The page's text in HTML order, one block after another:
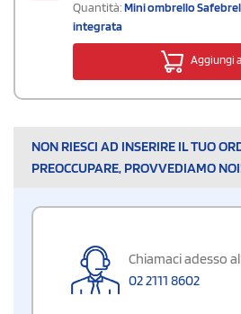
Quantità:Mini ombrello
integrata
Aggiungi
NON RIESCI AD INSERIRE IL TUO
PREOCCUPARE, PROVVEDIAMO
Chiamaci adesso al
02 2111 8602